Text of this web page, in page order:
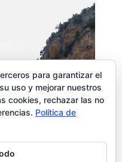
para garantizar el
uso y mejorar nuestros
cookies, rechazar las no
Política de